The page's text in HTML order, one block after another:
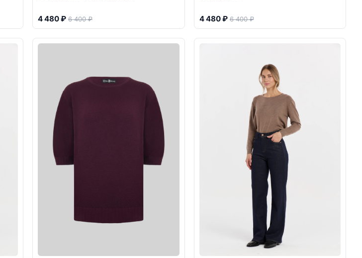
4 480 ₽ 6 400 ₽ 4 480 ₽ 6 400 ₽